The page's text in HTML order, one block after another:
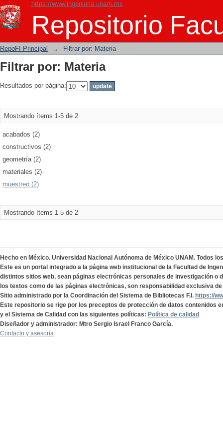
https://www.ingenieria.unam.mx
Repositorio
Filtrar por: Materia
RepoFI Principal → Filtrar por: Materia
Filtrar por: Materia
Resultados por página:
Mostrando ítems 1-5 de 2
acabados (2)
constructivos (2)
geometría (2)
materiales (2)
muestreo (2)
Mostrando ítems 1-5 de 2
Hecho en México. Universidad Nacional Autónoma de México UNAM. Todos
Este es un portal integrado a la página web institucional de la Facultad de
distintos sitios web, sean páginas electrónicas personales de investigación o
los textos como de las páginas electrónicas, son responsabilidad exclusiva
Sitio administrado por la Coordinación del Sistema de Bibliotecas F.I. https://
Este repositorio se rige por los preceptos de protección de datos contenidos
y el Sistema de Calidad con las siguientes políticas: Política de calidad
Diseñador y administrador: Mtro Sergio Israel Franco García.
Contacto y asesoría